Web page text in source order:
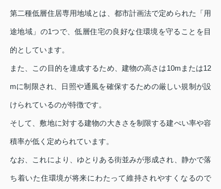
第二種低層住居専用地域とは、都市計画法で定められた「用
途地域」の1つで、低層住宅の良好な住環境を守ることを目
的としています。
また、この目的を達成するため、建物の高さは10mまたは12
mに制限され、日照や通風を確保するための厳しい規制が設
けられているのが特徴です。
そして、敷地に対する建物の大きさを制限する建ぺい率や容
積率が低く定められています。
なお、これにより、ゆとりある街並みが形成され、静かで落
ち着いた住環境が将来にわたって維持されやすくなるので